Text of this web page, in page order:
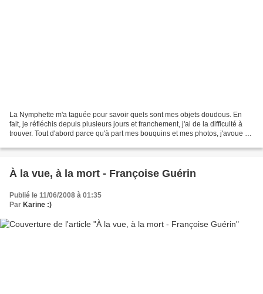
La Nymphette m'a taguée pour savoir quels sont mes objets doudous. En
fait, je réfléchis depuis plusieurs jours et franchement, j'ai de la difficulté à
trouver. Tout d'abord parce qu'à part mes bouquins et mes photos, j'avoue ne
À la vue, à la mort - Françoise Guérin
Publié le 11/06/2008 à 01:35
Par Karine :)